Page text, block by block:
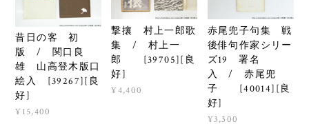
昔日の客 初
版 / 関口良
雄 山高登木版口
絵入 [39267][良
好]
¥15,400
撃攘 村上一郎歌
集 / 村上一
郎 [39705][良
好]
¥4,400
赤尾兜子句集 戦
後俳句作家シリー
ズ19 署名
入 / 赤尾兜
子 [40014][良
好]
¥3,300